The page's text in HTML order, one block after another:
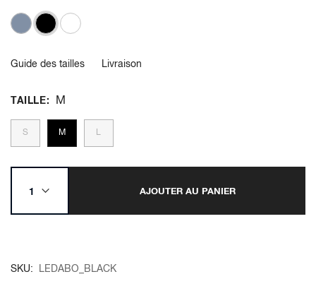
Guide des tailles Livraison
TAILLE M
S M L
AJOUTER AU PANIER
SKU LEDABO_BLACK